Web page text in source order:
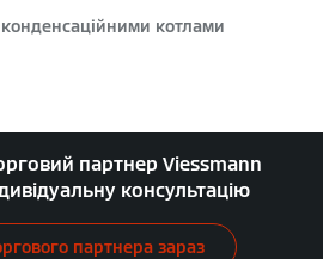
конденсаційними котлами
партнер Viessmann
консультацію
партнера зараз